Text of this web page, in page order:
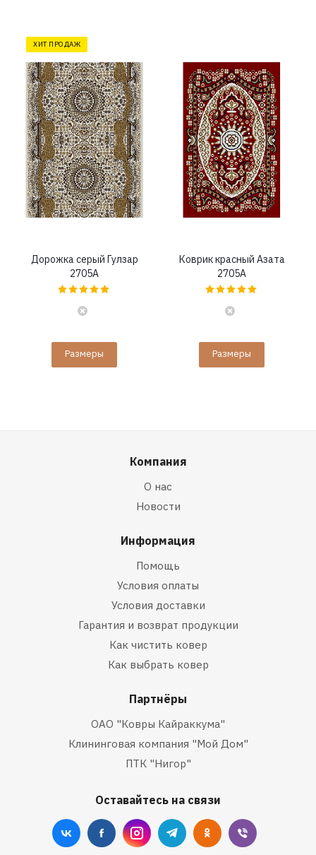
ХИТ ПРОДАЖ
Дорожка серый Гулзар
2705A
Размеры
Коврик красный Азата
2705A
Размеры
Компания
О нас
Новости
Информация
Помощь
Условия оплаты
Условия доставки
Гарантия и возврат продукции
Как чистить ковер
Как выбрать ковер
Партнёры
ОАО "Ковры Кайраккума"
Клининговая компания "Мой Дом"
ПТК "Нигор"
Оставайтесь на связи